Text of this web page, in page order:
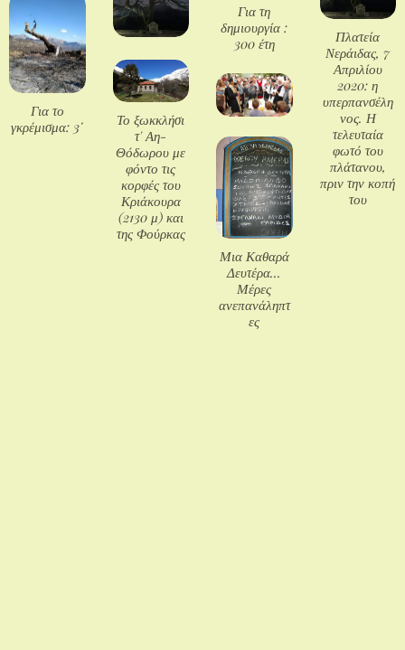
Πλατεία
Νεράιδας, 7
Απριλίου
2020: η
υπερπανσέλη
νος. Η
τελευταία
φωτό του
πλάτανου,
πριν την κοπή
του
Για τη
δημιουργία :
300 έτη
Για το
γκρέμισμα: 3΄
Το ξωκκλήσι
τ' Αη-
Θόδωρου με
φόντο τις
κορφές του
Κριάκουρα
(2130 μ) και
της Φούρκας
Μια Καθαρά
Δευτέρα...
Μέρες
ανεπανάληπτ
ες